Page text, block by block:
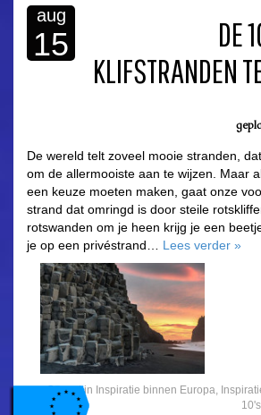
aug
15
DE
KLIFSTRANDEN
De wereld telt zoveel mooie stranden,
om de allermooiste aan te wijzen. Maar
een keuze moeten maken, gaat onze
strand dat omringd is door steile
rotswanden om je heen krijg je een
je op een privéstrand… Lees verder »
Gepost in Inspiratie binnen Europa,
10's